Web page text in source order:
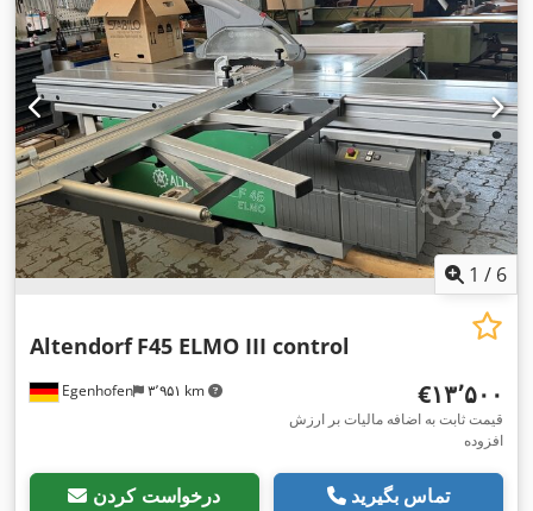
1 / 6
Egenhofen ۳٬۹۵۱ km
Altendorf F45 ELMO III control
‎€۱۳٬۵۰۰
قیمت ثابت به اضافه مالیات بر ارزش
افزوده
درخواست کردن تماس بگیرید